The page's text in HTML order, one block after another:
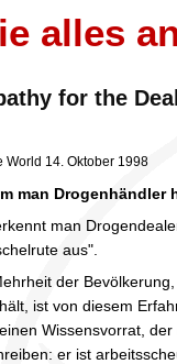
alles
for the
World 14. Oktober 1998
man Drogenhändler
man
aus".
der
ist von diesem
Wissensvorrat,
er ist